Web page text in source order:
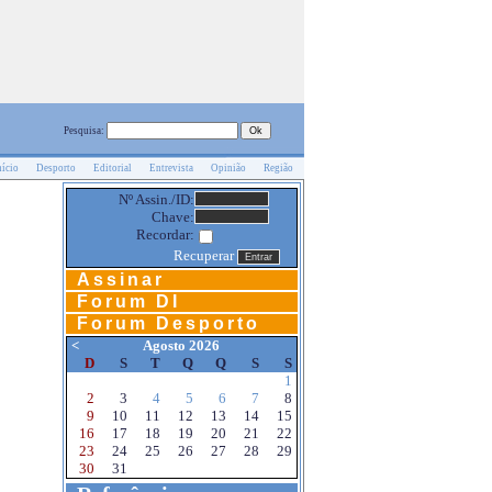
Pesquisa:
Desporto Editorial Entrevista Opinião Região
Nº Assin./ID:
Chave:
Recordar:
Recuperar
Assinar
Forum DI
Forum Desporto
<
Agosto 2026
D
S T Q Q S
S
1
2
3 4 5 6 7
8
9
10 11 12 13 14
15
16
17 18 19 20 21
22
23
24 25 26 27 28
29
30
31